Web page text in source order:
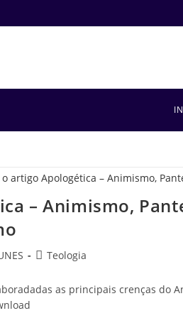
– Animismo,
Teologia
as principais crenças do